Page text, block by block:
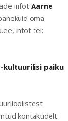
infotAarne
oma
infot tel:
kultuurilisi paiku
kontaktidelt.